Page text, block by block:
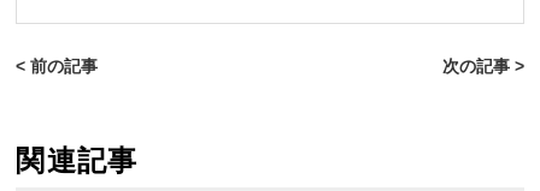
< 前の記事 次の記事 >
関連記事